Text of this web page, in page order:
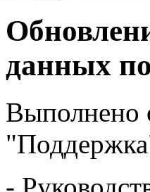
данных
Выполнено